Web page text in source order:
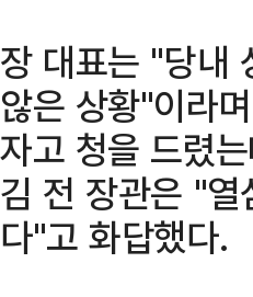
장 대표는 "당내
않은 상황"이라
자고 청을 드렸
김 전 장관은 "
다"고 화답했다.